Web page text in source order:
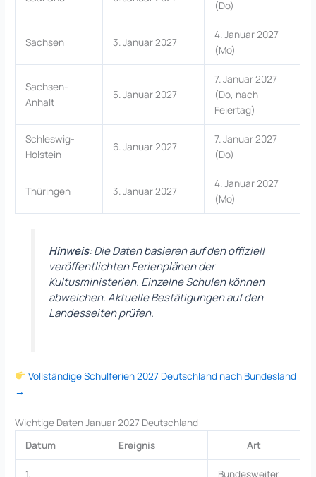
(Do)
Sachsen 3. Januar 2027
4. Januar 2027
(Mo)
Sachsen-
Anhalt
5. Januar 2027
7. Januar 2027
(Do, nach
Feiertag)
Schleswig-
Holstein
6. Januar 2027
7. Januar 2027
(Do)
Thüringen 3. Januar 2027
4. Januar 2027
(Mo)
Hinweis: Die Daten basieren auf den offiziell
veröffentlichten Ferienplänen der
Kultusministerien. Einzelne Schulen können
abweichen. Aktuelle Bestätigungen auf den
Landesseiten prüfen.
Vollständige Schulferien 2027 Deutschland nach Bundesland
→
Wichtige Daten Januar 2027 Deutschland
Datum
Ereignis Art
1.
Bundesweiter